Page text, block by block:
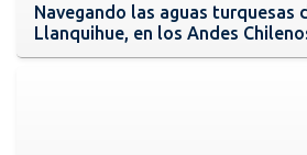
Navegando las aguas turquesas
Llanquihue, en los Andes